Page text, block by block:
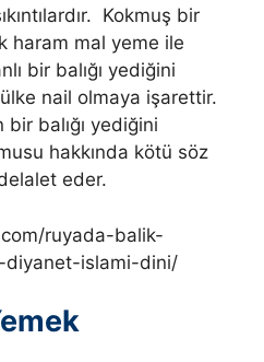
Kokmuş bir
haram mal yeme ile
bir balığı yediğini
nail olmaya işarettir.
balığı yediğini
hakkında kötü söz
eder.
ruyada-balik-
diyanet-islami-dini/